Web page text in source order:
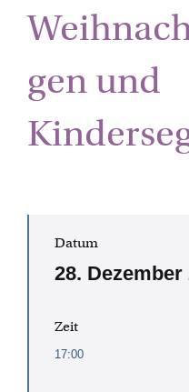
gen und
Datum
28. Dezember
Zeit
17:00